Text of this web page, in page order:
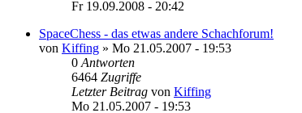
Fr 19.09.2008 - 20:42
SpaceChess - das etwas andere Schachforum!
von Kiffing » Mo 21.05.2007 - 19:53
0 Antworten
6464 Zugriffe
Letzter Beitrag von Kiffing
Mo 21.05.2007 - 19:53